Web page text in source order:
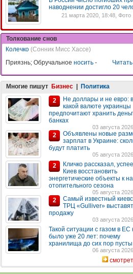
наводнении достигло 20
21 марта 2020, 18:48, Фото
Толкование снов
Колечко (Сонник Мисс Хассе)
Приязнь; Обручальное носить -
Многие пишут Бизнес | Политика
2
Не доллары и не евро: в
какой валюте украинцы
предпочитают хранить
банках
03 августа
2
Объявлены новые
зарплат в Украине:
будут платить
05 августа
2
Кличко рассказал,
Киев восстановить
энергетические объекты к
отопительного сезона
05 августа
2
Самый известный
ТРЦ «Gulliver»
продажу
03 августа
Такой ситуации с газом в ЕС
было уже 20 лет: почему
хранилища до сих пор пусты
06 августа